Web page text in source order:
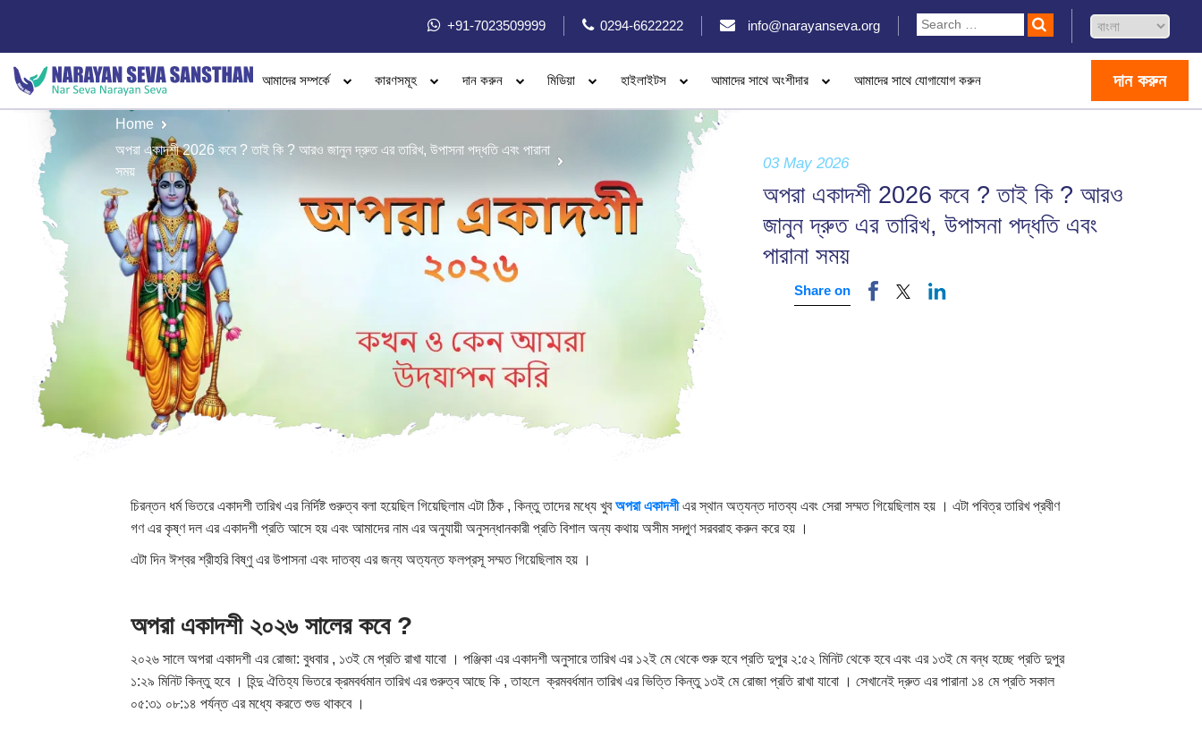
+91-7023509999 0294-6622222 info@narayanseva.org
আমাদের সম্পর্কে কারণসমূহ দান করুন মিডিয়া হাইলাইটস আমাদের সাথে অংশীদার আমাদের সাথে যোগাযোগ করুন দান করুন
Home
অপরা একাদশী 2026 কবে ? তাই কি ? আরও জানুন দ্রুত এর তারিখ, উপাসনা পদ্ধতি এবং পারানা
সময়
03 May 2026
অপরা একাদশী 2026 কবে ? তাই কি ? আরও
জানুন দ্রুত এর তারিখ, উপাসনা পদ্ধতি এবং
পারানা সময়
Share on
চিরন্তন ধর্ম ভিতরে একাদশী তারিখ এর নির্দিষ্ট গুরুত্ব বলা হয়েছিল গিয়েছিলাম এটা ঠিক , কিন্তু তাদের মধ্যে খুবঅপরাএকাদশীএর স্থান অত্যন্ত দাতব্য এবং সেরা সম্মত গিয়েছিলাম হয় । এটা পবিত্র তারিখ প্রবীণ
গণ এর কৃষ্ণ দল এর একাদশী প্রতি আসে হয় এবং আমাদের নাম এর অনুযায়ী অনুসন্ধানকারী প্রতি বিশাল অন্য কথায় অসীম সদ্গুণ সরবরাহ করুন করে হয় ।
এটা দিন ঈশ্বর শ্রীহরি বিষ্ণু এর উপাসনা এবং দাতব্য এর জন্য অত্যন্ত ফলপ্রসূ সম্মত গিয়েছিলাম হয় ।
অপরা একাদশী ২০২৬ সালেরকবে ?
২০২৬ সালে​ অপরা একাদশী এর রোজা: বুধবার , ১৩ই মে প্রতি রাখা যাবো । পঞ্জিকা এর একাদশী অনুসারে​ তারিখ এর ১২ই মে থেকে শুরু হবে প্রতি দুপুর ২:৫২ মিনিট থেকে হবে এবং এর ১৩ই মে বন্ধ হচ্ছে প্রতি দুপুর
১:২৯ মিনিট কিন্তু হবে । হিন্দু ঐতিহ্য ভিতরে ক্রমবর্ধমান তারিখ এর গুরুত্ব আছে কি , তাহলে ক্রমবর্ধমান তারিখ এর ভিত্তি কিন্তু ১৩ই মে রোজা প্রতি রাখা যাবো । সেখানেই দ্রুত এর পারানা ১৪ মে প্রতি সকাল
০৫:৩১ ০৮:১৪ পর্যন্ত এর মধ্যে করতে শুভ থাকবে ।